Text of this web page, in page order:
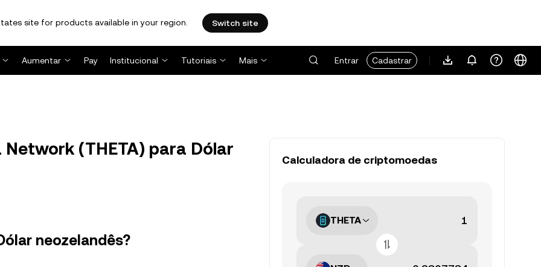
site for products available in your region. Switch site
Aumentar Pay Institucional Tutoriais Mais Entrar Cadastrar
(THETA) para Dólar
neozelandês?
Calculadora de criptomoedas
THETA